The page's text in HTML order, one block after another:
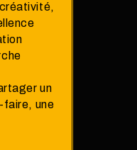
un
faire, une